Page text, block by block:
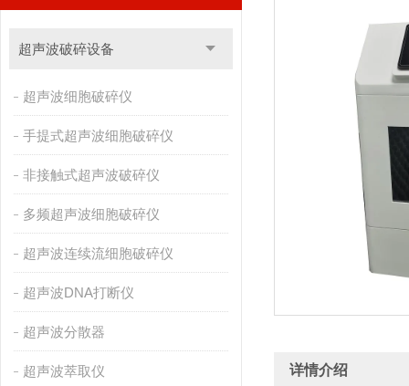
超声波破碎设备
超声波细胞破碎仪
手提式超声波细胞破碎仪
非接触式超声波破碎仪
多频超声波细胞破碎仪
超声波连续流细胞破碎仪
超声波DNA打断仪
超声波分散器
超声波萃取仪 详情介绍